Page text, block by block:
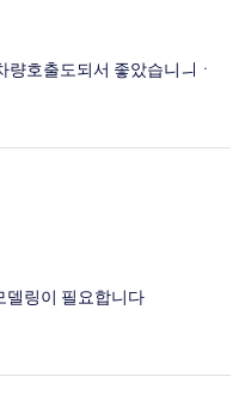
호출도되서 좋았습니ㅢㆍ
델링이 필요합니다